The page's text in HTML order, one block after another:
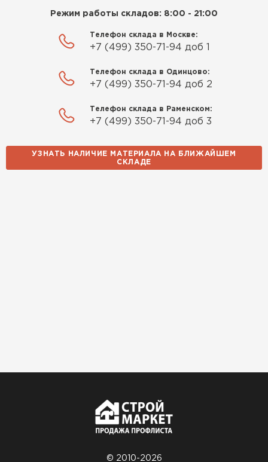
Режим работы складов: 8:00 - 21:00
Телефон склада в Москве:
+7 (499) 350-71-94 доб 1
Телефон склада в Одинцово:
+7 (499) 350-71-94 доб 2
Телефон склада в Раменском:
+7 (499) 350-71-94 доб 3
УЗНАТЬ НАЛИЧИЕ МАТЕРИАЛА НА БЛИЖАЙШЕМ
СКЛАДЕ
© 2010-2026